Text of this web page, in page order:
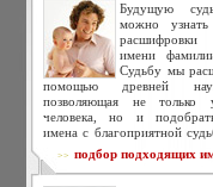
Будущую
можно узнать
имени
Судьбу мы
помощью древней
позволяющая не только
человека, но и
имена с благоприятной
>> подбор подходящих